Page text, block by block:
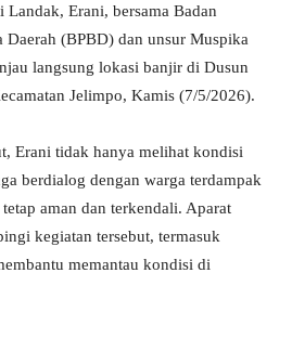
Landak, Erani, bersama Badan
Daerah (BPBD) dan unsur Muspika
langsung lokasi banjir di Dusun
Jelimpo, Kamis (7/5/2026).
Erani tidak hanya melihat kondisi
berdialog dengan warga terdampak
aman dan terkendali. Aparat
kegiatan tersebut, termasuk
memantau kondisi di